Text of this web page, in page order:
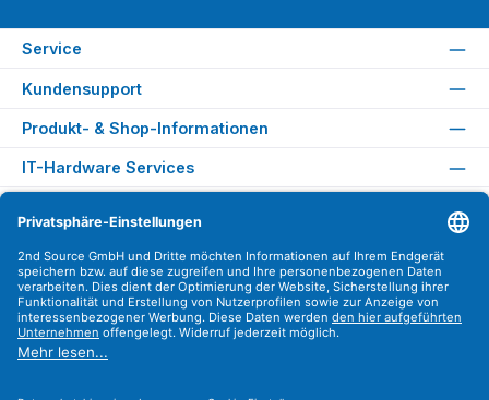
Service
Kundensupport
Produkt- & Shop-Informationen
IT-Hardware Services
Versandarten
Zahlungsarten
Sicher Einkaufen
Find us on